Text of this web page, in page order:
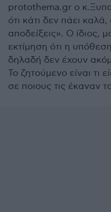
protothema.gr ο
ότι κάτι δεν πάει
αποδείξεις». Ο ίδιος,
εκτίμηση ότι η
δηλαδή δεν έχουν
Το ζητούμενο είναι τι
σε ποιους τις έκαναν